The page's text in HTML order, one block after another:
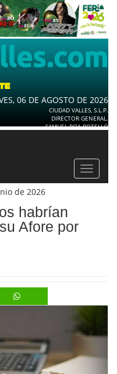
06 DE AGOSTO DE 2026
CIUDAD VALLES, S.L.P.
DIRECTOR GENERAL.
SAMUEL ROA BOTELLO
Toggle
de 2026
habrían
Afore por